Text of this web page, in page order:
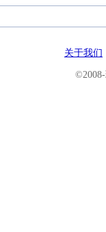
关于我们